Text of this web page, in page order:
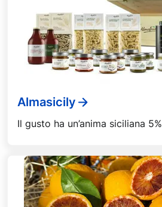
Almasicily
Il gusto ha un’anima siciliana 5%